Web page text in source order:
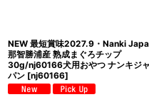
最短賞味2027.11・Smiley (スマイ
ー) フリーズドライ 鶏とさか 29g全年
齢犬用おやつ 国産無添加sm34498
[sm34498]